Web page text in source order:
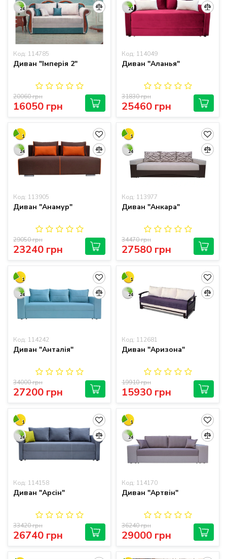
24
Код: 114785
Диван "Імперія 2"
16050 грн
20060 грн
24
Код: 114049
Диван "Аланья"
25460 грн
31830 грн
1
24
Код: 113905
Диван "Анамур"
23240 грн
29050 грн
1
24
Код: 113977
Диван "Анкара"
27580 грн
34470 грн
1
24
Код: 114242
Диван "Анталія"
27200 грн
34000 грн
1
24
Код: 112681
Диван "Аризона"
15930 грн
19910 грн
1
24
Код: 114158
Диван "Арсін"
26740 грн
33420 грн
1
24
Код: 114170
Диван "Артвін"
29000 грн
36240 грн